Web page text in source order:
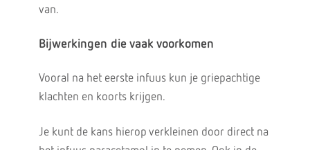
van.
Bijwerkingen die vaak voorkomen
Vooral na het eerste infuus kun je griepachtige
klachten en koorts krijgen.
Je kunt de kans hierop verkleinen door direct na